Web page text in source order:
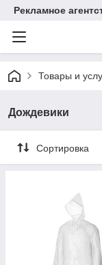
Рекламное
Товары и
Дождевики
Сортировка